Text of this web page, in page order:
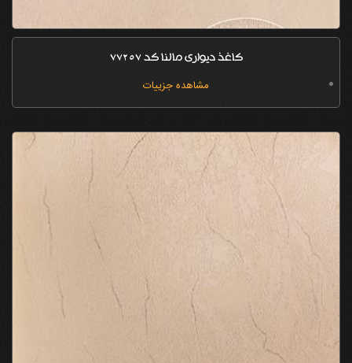
کاغذ دیواری مالنا کد 77257
مشاهده جزییات